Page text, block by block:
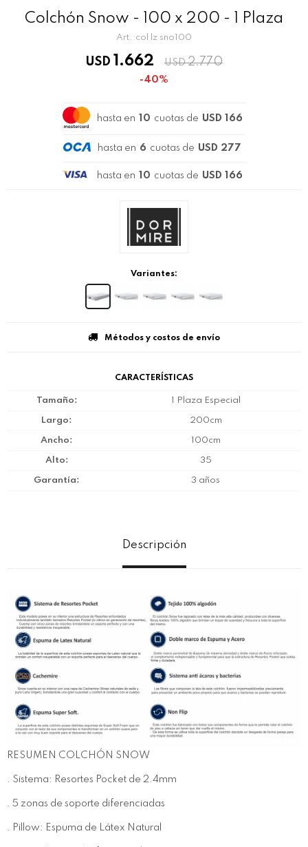
Colchón Snow - 100 x 200 - 1 Plaza
col lz sno100
USD 1.662 USD 2.770
40
hasta en 10 cuotas de USD 166
hasta en 6 cuotas de USD 277
hasta en 10 cuotas de USD 166
Variantes:
Métodos y costos de envío
CARACTERÍSTICAS
Tamaño 1 Plaza Especial
Largo 200cm
Ancho 100cm
Alto 35
Garantía 3 años
Descripción
RESUMEN COLCHÓN SNOW
. Sistema: Resortes Pocket de 2.4mm
. 5 zonas de soporte diferenciadas
. Pillow: Espuma de Látex Natural